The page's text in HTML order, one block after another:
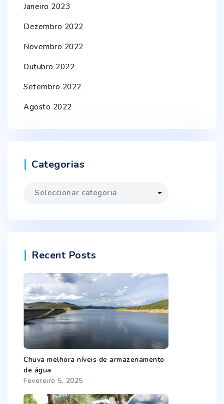
Janeiro 2023
Dezembro 2022
Novembro 2022
Outubro 2022
Setembro 2022
Agosto 2022
Categorias
Categorias
Recent Posts
Chuva melhora níveis de armazenamento
de água
Fevereiro 5, 2025